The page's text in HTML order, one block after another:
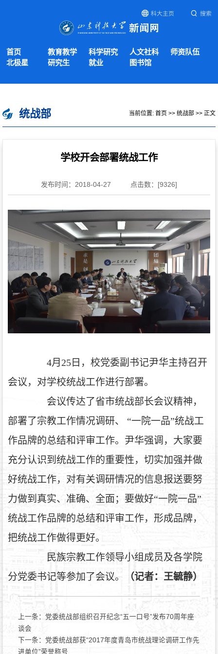
科大主页 搜索
首页 教育教学 科学研究 人文社科
师资队伍
北极星
研究生 就业 图书馆
统战部 当前位置: 首页 >> 统战部 >> 正文
学校开会部署统战工作
发布时间：2018-04-27 点击数：[9326]
4月25日，校党委副书记尹华主持召开
会议，对学校统战工作进行部署。
会议传达了省市统战部长会议精神，
部署了宗教工作情况调研、 “一院一品”统战工
作品牌的总结和评审工作。尹华强调，大家要
充分认识到统战工作的重要性，切实加强并做
好统战工作，对有关调研情况的信息报送要努
力做到真实、准确、全面；要做好“一院一品”
统战工作品牌的总结和评审工作，形成品牌，
把统战工作做得更好。
民族宗教工作领导小组成员及各学院
分党委书记等参加了会议。
（记者：王毓静）
上一条： 党委统战部组织召开纪念“五一口号”发布70周年座
谈会
下一条： 党委统战部获“2017年度青岛市统战理论调研工作先
进单位”荣誉称号